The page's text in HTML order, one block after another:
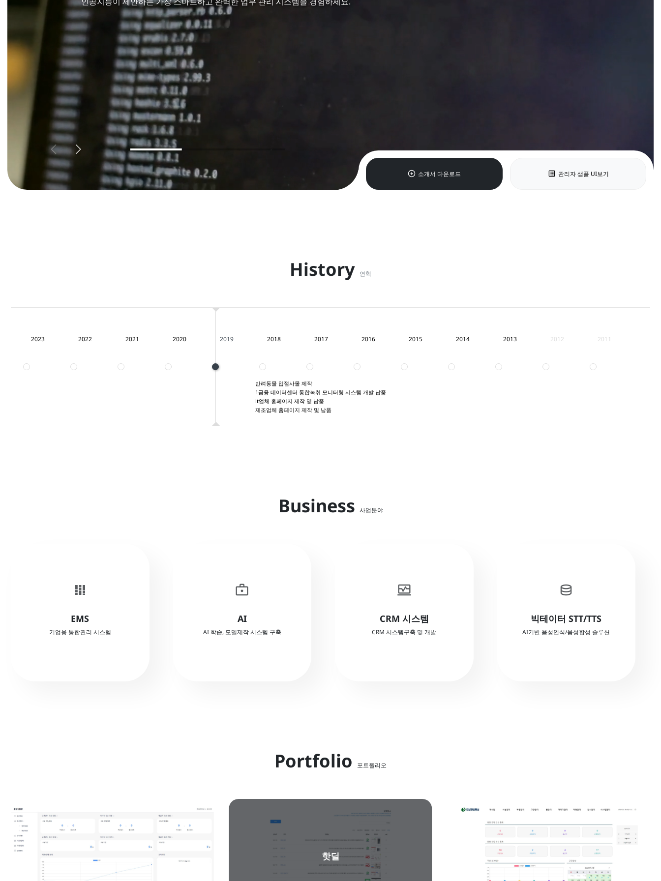
arrow_circle_down 소개서 다운로드 list_alt 관리자 샘플 UI보기
History 연혁
Business 사업분야
full_stacked_bar_chart
EMS
기업용 통합관리 시스템
통합 대시보드(전광판)
enterprise
AI
AI 학습, 모델제작 시스템 구축
로컬AI로 데이터 노출 위험이 없음
DB직접 연결 통계기등 등 제공
업무지원 자동완성 시스템
browse_activity
CRM 시스템
CRM 시스템구축 및 개발
관리 시스템 구축 및 관리
database
빅테이터 STT/TTS
AI기반 음성인식/음성합성 솔루션
딥러닝 기반 개인화 TTS
Portfolio 포트폴리오
식품판매 B2B 주문관리 시스템
핫딜
도로 인프라 유지보수업체 관리프로그램